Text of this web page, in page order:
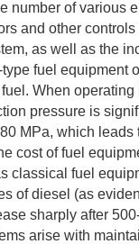
number of various
and other
as well as the
fuel equipment
When
pressure is
MPa, which leads
cost of fuel
classical fuel
of diesel (as
sharply after
arise with